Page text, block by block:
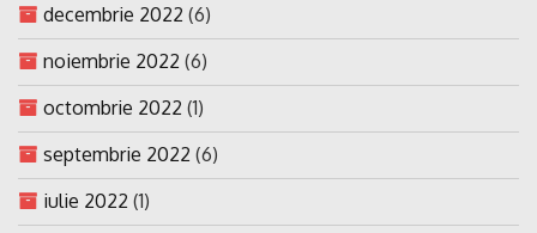
decembrie 2022 (6)
noiembrie 2022 (6)
octombrie 2022 (1)
septembrie 2022 (6)
iulie 2022 (1)